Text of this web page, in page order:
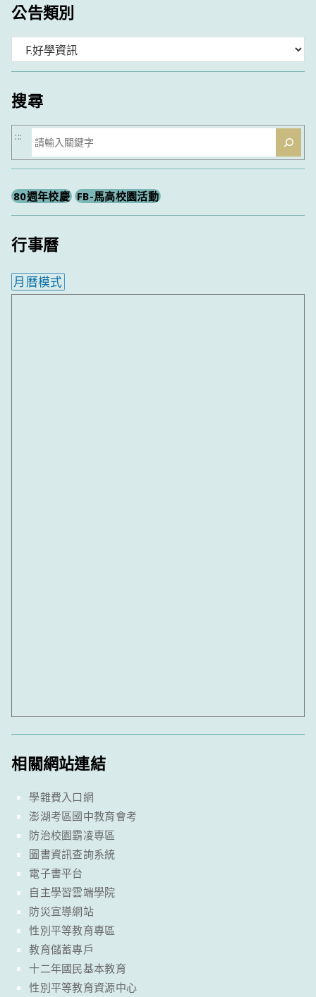
公告類別
類
搜尋
搜
尋
:::
80週年校慶 FB-馬高校園活動
行事曆
月曆模式
相關網站連結
學雜費入口網
澎湖考區國中教育會考
防治校園霸凌專區
圖書資訊查詢系統
電子書平台
自主學習雲端學院
防災宣導網站
性別平等教育專區
教育儲蓄專戶
十二年國民基本教育
性別平等教育資源中心